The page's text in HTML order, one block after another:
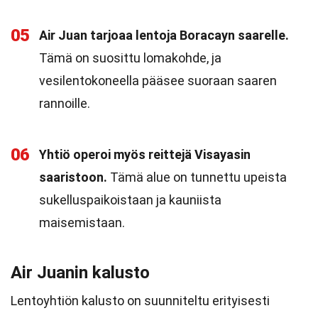
05
Air Juan tarjoaa lentoja Boracayn saarelle.
Tämä on suosittu lomakohde, ja
vesilentokoneella pääsee suoraan saaren
rannoille.
06
Yhtiö operoi myös reittejä Visayasin
saaristoon. Tämä alue on tunnettu upeista
sukelluspaikoistaan ja kauniista
maisemistaan.
Air Juanin kalusto
Lentoyhtiön kalusto on suunniteltu erityisesti